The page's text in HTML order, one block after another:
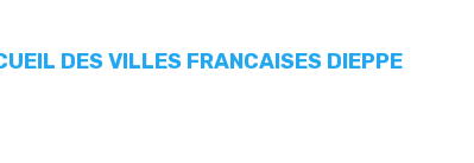
DES VILLES FRANCAISES DIEPPE